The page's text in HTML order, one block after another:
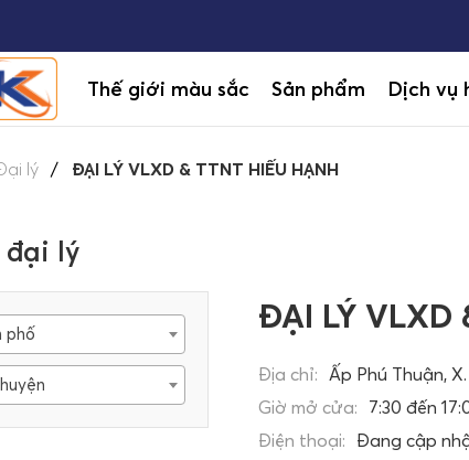
Thế giới màu sắc Sản phẩm Dịch vụ
lý ĐẠI LÝ VLXD & TTNT HIẾU HẠNH
đại lý
phố ĐẠI LÝ VLXD
Địa chỉ: Ấp Phú Thuận,
Giờ mở cửa: 7:30 đến
Điện thoại: Đang cập